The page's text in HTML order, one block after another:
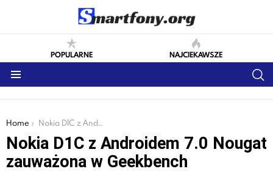
POPULARNE NAJCIEKAWSZE
You are here:
Home Nokia D1C z Androidem 7.0 Nougat zauważona w Geekbench
Nokia D1C z Androidem 7.0 Nougat
zauważona w Geekbench